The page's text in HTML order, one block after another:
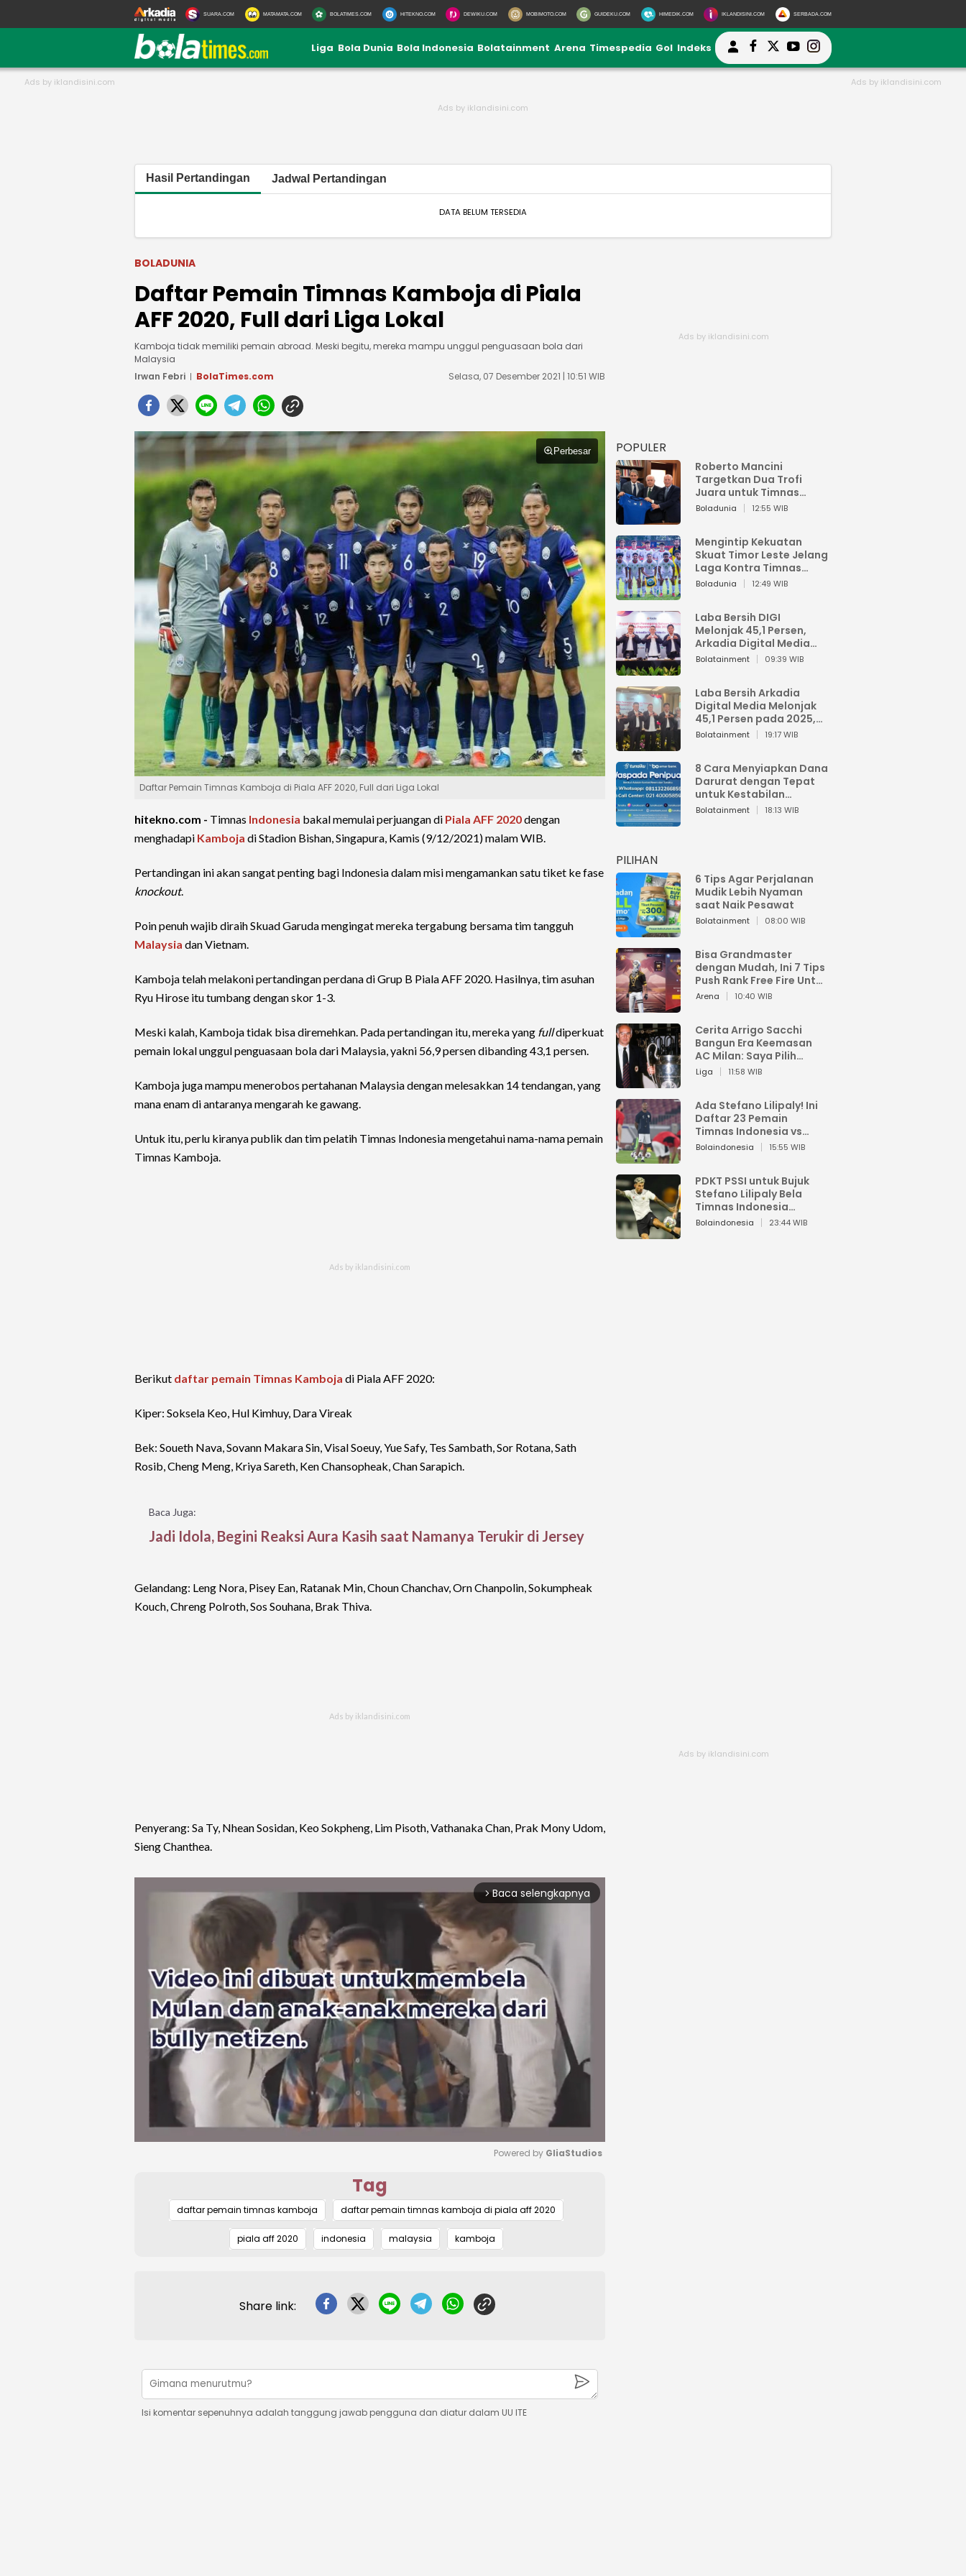
SUARA.COM MATAMATA.COM BOLATIMES.COM HITEKNO.COM DEWIKU.COM MOBIMOTO.COM GUIDEKU.COM HIMEDIK.COM IKLANDISINI.COM SERBADA.COM
Liga Bola Dunia Bola Indonesia Bolatainment Arena Timespedia Gol Indeks
Hasil Pertandingan Jadwal Pertandingan
DATA BELUM TERSEDIA
BOLADUNIA
Daftar Pemain Timnas Kamboja di Piala
AFF 2020, Full dari Liga Lokal
Kamboja tidak memiliki pemain abroad. Meski begitu, mereka mampu unggul penguasaan bola dari
Malaysia
Irwan Febri
BolaTimes.com Selasa, 07 Desember 2021 | 10:51 WIB
Perbesar
Daftar Pemain Timnas Kamboja di Piala AFF 2020, Full dari Liga Lokal
hitekno.com - Timnas Indonesia bakal memulai perjuangan di Piala AFF 2020dengan
menghadapi Kamboja di Stadion Bishan, Singapura, Kamis (9/12/2021) malam WIB.
Pertandingan ini akan sangat penting bagi Indonesia dalam misi mengamankan satu tiket ke fase
knockout.
Poin penuh wajib diraih Skuad Garuda mengingat mereka tergabung bersama tim tangguh
Malaysia dan Vietnam.
Kamboja telah melakoni pertandingan perdana di Grup B Piala AFF 2020. Hasilnya, tim asuhan
Ryu Hirose itu tumbang dengan skor 1-3.
Meski kalah, Kamboja tidak bisa diremehkan. Pada pertandingan itu, mereka yang fulldiperkuat
pemain lokal unggul penguasaan bola dari Malaysia, yakni 56,9 persen dibanding 43,1 persen.
Kamboja juga mampu menerobos pertahanan Malaysia dengan melesakkan 14 tendangan, yang
mana enam di antaranya mengarah ke gawang.
Untuk itu, perlu kiranya publik dan tim pelatih Timnas Indonesia mengetahui nama-nama pemain
Timnas Kamboja.
Berikut daftar pemain Timnas Kamboja di Piala AFF 2020:
Kiper: Soksela Keo, Hul Kimhuy, Dara Vireak
Bek: Soueth Nava, Sovann Makara Sin, Visal Soeuy, Yue Safy, Tes Sambath, Sor Rotana, Sath
Rosib, Cheng Meng, Kriya Sareth, Ken Chansopheak, Chan Sarapich.
Baca Juga:
Jadi Idola, Begini Reaksi Aura Kasih saat Namanya Terukir di Jersey
Gelandang: Leng Nora, Pisey Ean, Ratanak Min, Choun Chanchav, Orn Chanpolin, Sokumpheak
Kouch, Chreng Polroth, Sos Souhana, Brak Thiva.
Penyerang: Sa Ty, Nhean Sosidan, Keo Sokpheng, Lim Pisoth, Vathanaka Chan, Prak Mony Udom,
Sieng Chanthea.
arrow_forward_ios Baca selengkapnya
Powered by GliaStudios
Tag
daftar pemain timnas kamboja daftar pemain timnas kamboja di piala aff 2020
piala aff 2020 indonesia malaysia kamboja
Share link:
Isi komentar sepenuhnya adalah tanggung jawab pengguna dan diatur dalam UU ITE
POPULER
Roberto Mancini
Targetkan Dua Trofi
Juara untuk Timnas
Italia
Boladunia 12:55 WIB
Mengintip Kekuatan
Skuat Timor Leste Jelang
Laga Kontra Timnas
Indonesia di Piala AFF
Boladunia 12:49 WIB
Laba Bersih DIGI
Melonjak 45,1 Persen,
Arkadia Digital Media
Perkuat Bisnis AI dan
Bolatainment 09:39 WIB
Laba Bersih Arkadia
Digital Media Melonjak
45,1 Persen pada 2025,
Sentuh Rp1,76 Miliar
Bolatainment 19:17 WIB
8 Cara Menyiapkan Dana
Darurat dengan Tepat
untuk Kestabilan
Keuangan
Bolatainment 18:13 WIB
PILIHAN
6 Tips Agar Perjalanan
Mudik Lebih Nyaman
saat Naik Pesawat
Bolatainment 08:00 WIB
Bisa Grandmaster
dengan Mudah, Ini 7 Tips
Push Rank Free Fire Untuk
Pemula
Arena 10:40 WIB
Cerita Arrigo Sacchi
Bangun Era Keemasan
AC Milan: Saya Pilih
Pemain dari Isi Otaknya
Liga 11:58 WIB
Ada Stefano Lilipaly! Ini
Daftar 23 Pemain
Timnas Indonesia vs
China
Bolaindonesia 15:55 WIB
PDKT PSSI untuk Bujuk
Stefano Lilipaly Bela
Timnas Indonesia
Berakhir Berantakan
Bolaindonesia 23:44 WIB